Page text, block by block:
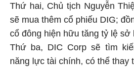
Thứ hai, Chủ tịch Nguyễn
sẽ mua thêm cổ phiếu DIG;
cổ đông hiện hữu tăng tỷ lệ sở
Thứ ba, DIC Corp sẽ tìm
năng lực tài chính, có thể thay